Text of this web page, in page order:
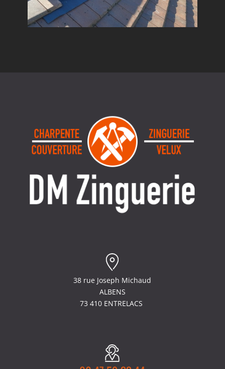
38 rue Joseph Michaud
ALBENS
73 410 ENTRELACS